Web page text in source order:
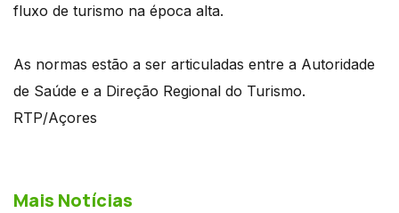
fluxo de turismo na época alta.
As normas estão a ser articuladas entre a Autoridade
de Saúde e a Direção Regional do Turismo.
RTP/Açores
Mais Notícias